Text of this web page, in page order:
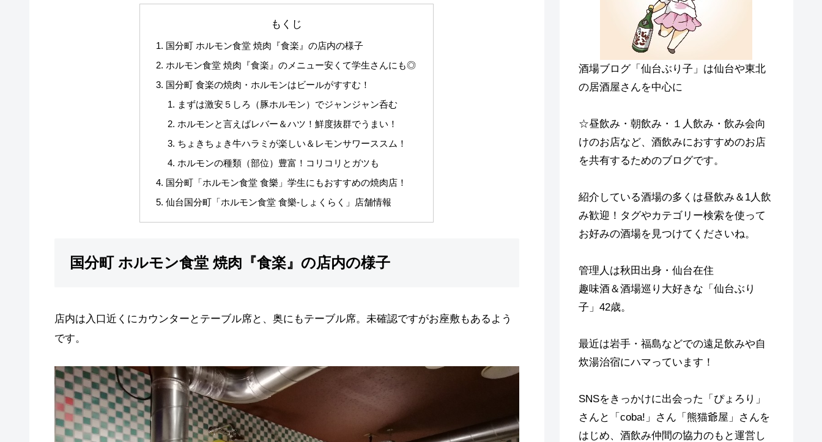
もくじ
国分町 ホルモン食堂 焼肉『食楽』の店内の様子
ホルモン食堂 焼肉『食楽』のメニュー安くて学生さんにも◎
国分町 食楽の焼肉・ホルモンはビールがすすむ！
まずは激安５しろ（豚ホルモン）でジャンジャン呑む
ホルモンと言えばレバー＆ハツ！鮮度抜群でうまい！
ちょきちょき牛ハラミが楽しい＆レモンサワーススム！
ホルモンの種類（部位）豊富！コリコリとガツも
国分町「ホルモン食堂 食樂」学生にもおすすめの焼肉店！
仙台国分町「ホルモン食堂 食樂-しょくらく」店舗情報
国分町 ホルモン食堂 焼肉『食楽』の店内の様子
店内は入口近くにカウンターとテーブル席と、奥にもテーブル席。未確認ですがお座敷もあるよう
です。
酒場ブログ「仙台ぶり子」は仙台や東北
の居酒屋さんを中心に
☆昼飲み・朝飲み・１人飲み・飲み会向
けのお店など、酒飲みにおすすめのお店
を共有するためのブログです。
紹介している酒場の多くは昼飲み＆1人飲
み歓迎！タグやカテゴリー検索を使って
お好みの酒場を見つけてくださいね。
管理人は秋田出身・仙台在住
趣味酒＆酒場巡り大好きな「仙台ぶり
子」42歳。
最近は岩手・福島などでの遠足飲みや自
炊湯治宿にハマっています！
SNSをきっかけに出会った「ぴょろり」
さんと「coba!」さん「熊猫爺屋」さんを
はじめ、酒飲み仲間の協力のもと運営し